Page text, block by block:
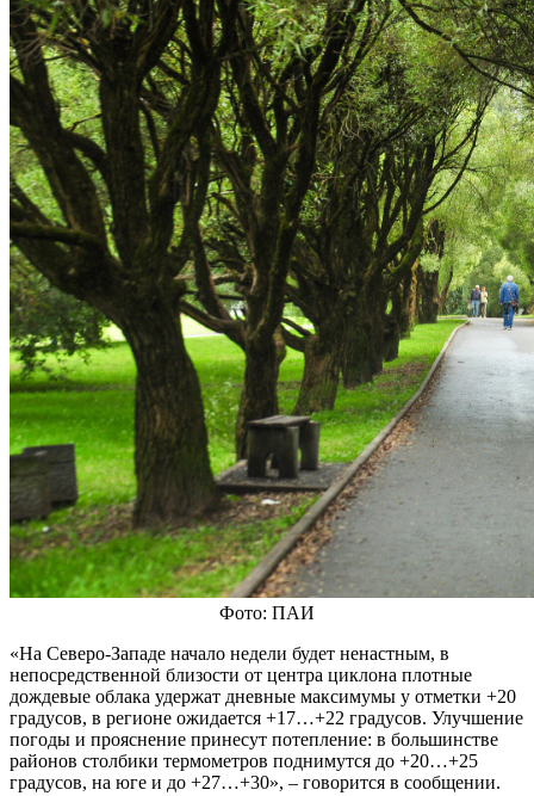
Фото: ПАИ
«На Северо-Западе начало недели будет ненастным, в
непосредственной близости от центра циклона плотные
дождевые облака удержат дневные максимумы у отметки +20
градусов, в регионе ожидается +17…+22 градусов. Улучшение
погоды и прояснение принесут потепление: в большинстве
районов столбики термометров поднимутся до +20…+25
градусов, на юге и до +27…+30», – говорится в сообщении.